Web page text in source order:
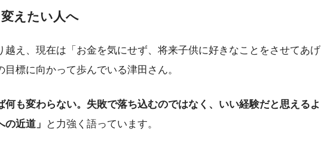
えたい人へ
越え、現在は「お金を気にせず、将来子供に好きなことをさせてあげ
目標に向かって歩んでいる津田さん。
何も変わらない。失敗で落ち込むのではなく、いい経験だと思えるよ
近道」
と力強く語っています。